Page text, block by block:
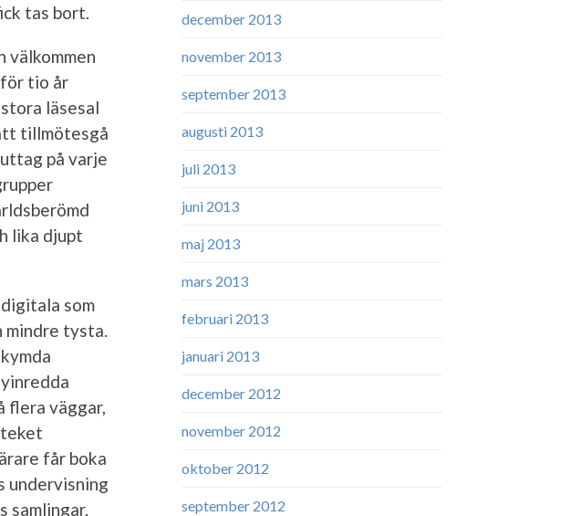
tas bort.
välkommen
tio år
läsesal
tillmötesgå
på varje
lika djupt
som
tysta.
flera väggar,
får boka
undervisning
samlingar.
december 2013
november 2013
september 2013
augusti 2013
juli 2013
juni 2013
maj 2013
mars 2013
februari 2013
januari 2013
december 2012
november 2012
oktober 2012
september 2012